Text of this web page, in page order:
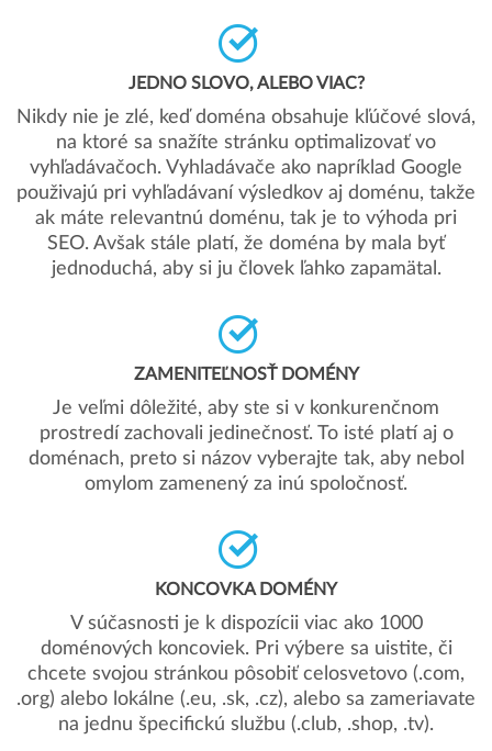
JEDNO SLOVO, ALEBO VIAC?
Nikdy nie je zlé, keď doména obsahuje kľúčové slová,
na ktoré sa snažíte stránku optimalizovať vo
vyhľadávačoch. Vyhladávače ako napríklad Google
použivajú pri vyhľadávaní výsledkov aj doménu, takže
ak máte relevantnú doménu, tak je to výhoda pri
SEO. Avšak stále platí, že doména by mala byť
jednoduchá, aby si ju človek ľahko zapamätal.
ZAMENITEĽNOSŤ DOMÉNY
Je veľmi dôležité, aby ste si v konkurenčnom
prostredí zachovali jedinečnosť. To isté platí aj o
doménach, preto si názov vyberajte tak, aby nebol
omylom zamenený za inú spoločnosť.
KONCOVKA DOMÉNY
V súčasnosti je k dispozícii viac ako 1000
doménových koncoviek. Pri výbere sa uistite, či
chcete svojou stránkou pôsobiť celosvetovo (.com,
.org) alebo lokálne (.eu, .sk, .cz), alebo sa zameriavate
na jednu špecifickú službu (.club, .shop, .tv).